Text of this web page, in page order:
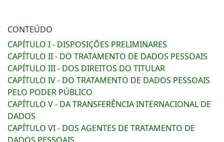
CONTEÚDO
CAPÍTULO I - DISPOSIÇÕES PRELIMINARES
CAPÍTULO II - DO TRATAMENTO DE DADOS PESSOAIS
CAPÍTULO III - DOS DIREITOS DO TITULAR
CAPÍTULO IV - DO TRATAMENTO DE DADOS PESSOAIS
PELO PODER PÚBLICO
CAPÍTULO V - DA TRANSFERÊNCIA INTERNACIONAL DE
DADOS
CAPÍTULO VI - DOS AGENTES DE TRATAMENTO DE